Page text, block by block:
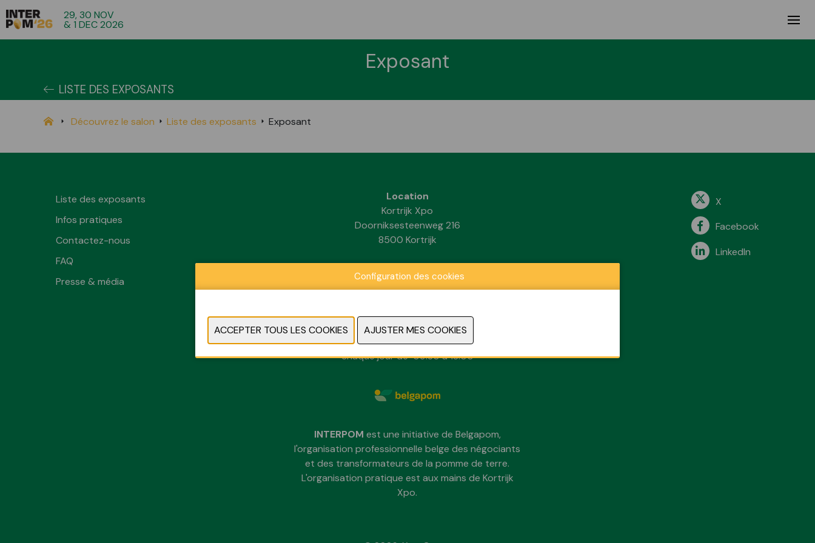
29, 30 NOV
& 1 DEC 2026
Exposant
LISTE DES EXPOSANTS
Découvrez le salon Liste des exposants Exposant
Liste des exposants
Infos pratiques
Contactez-nous
FAQ
Presse & média
Location
Kortrijk Xpo
Doorniksesteenweg 216
8500 Kortrijk
mardi 1 décembre 2026
chaque jour de 09:30 à 18:00
INTERPOM est une initiative de Belgapom,
l'organisation professionnelle belge des négociants
et des transformateurs de la pomme de terre.
L'organisation pratique est aux mains de Kortrijk
Xpo.
X
Facebook
LinkedIn
Configuration des cookies